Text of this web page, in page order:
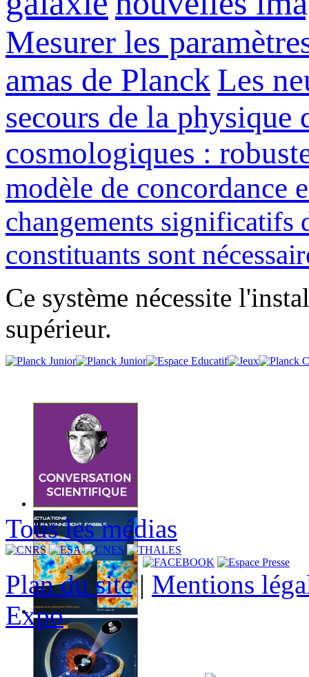
Mesurer les
amas de Planck Les
secours de la physique
cosmologiques :
modèle de concordance
changements significatifs
constituants sont
Ce système nécessite
supérieur.
Tous les médias
Plan du site| Mentions
Expo